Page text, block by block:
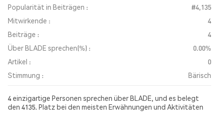
Popularität in Beiträgen :
#4,135
Mitwirkende :
4
Beiträge :
4
Über BLADE sprechen(%) :
0.00%
Artikel :
0
Stimmung :
Bärisch
4 einzigartige Personen sprechen über BLADE, und es belegt
den 4135. Platz bei den meisten Erwähnungen und Aktivitäten